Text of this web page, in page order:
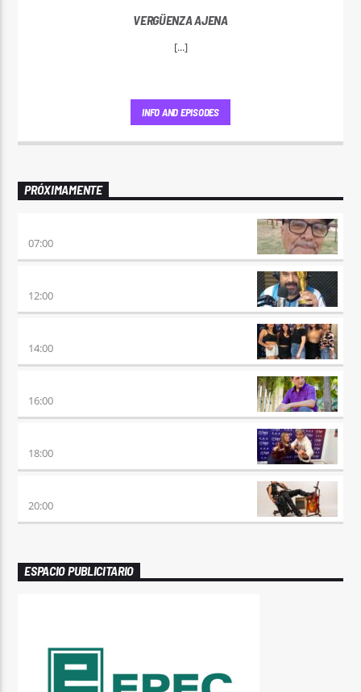
VERGÜENZA AJENA
[...]
INFO AND EPISODES
PRÓXIMAMENTE
07:00
12:00
14:00
16:00
18:00
20:00
ESPACIO PUBLICITARIO